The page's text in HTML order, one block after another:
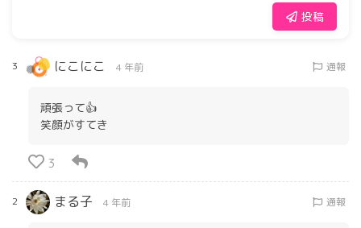
投稿
3 にこにこ 4 年前 通報
頑張って👍
笑顔がすてき
3
2 まる子 4 年前 通報